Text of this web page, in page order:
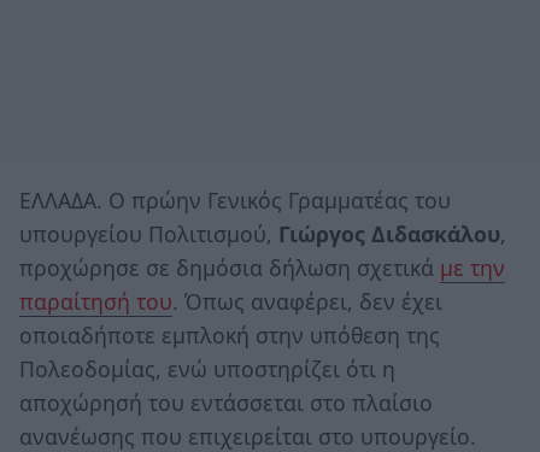
ΕΛΛΑΔΑ. Ο πρώην Γενικός Γραμματέας του
υπουργείου Πολιτισμού, Γιώργος Διδασκάλου,
προχώρησε σε δημόσια δήλωση σχετικά με την
παραίτησή του. Όπως αναφέρει, δεν έχει
οποιαδήποτε εμπλοκή στην υπόθεση της
Πολεοδομίας, ενώ υποστηρίζει ότι η
αποχώρησή του εντάσσεται στο πλαίσιο
ανανέωσης που επιχειρείται στο υπουργείο.